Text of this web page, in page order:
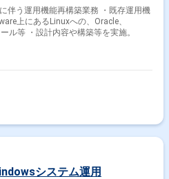
伴う運用機能再構築業務 ・既存運用機
上にあるLinuxへの、Oracle、
ル等 ・設計内容や構築等を実施。
システム運用